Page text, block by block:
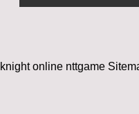
knight online nttgame